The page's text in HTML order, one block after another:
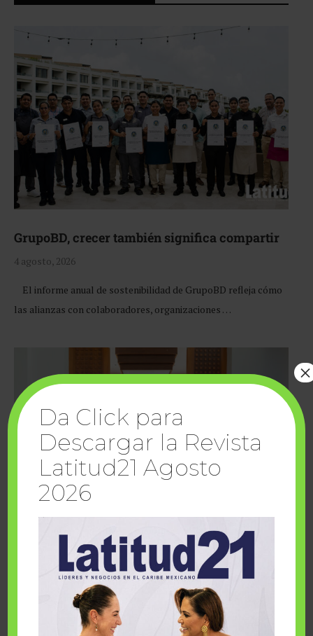
GrupoBD, crecer también significa compartir
4 agosto, 2026
El informe anual de sostenibilidad de GrupoBD refleja cómo
las alianzas con colaboradores, organizaciones …
Cuando la solidaridad inspira; cumplen
sueños Fairmont Mayakoba y Make-A-Wish
Da Click para
Descargar la Revista
Latitud21 Agosto
2026
×